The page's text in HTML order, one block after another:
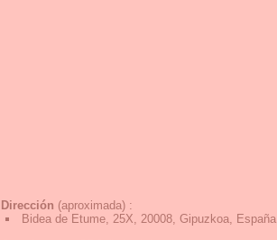
Dirección (aproximada) :
Bidea de Etume, 25X, 20008, Gipuzkoa, España